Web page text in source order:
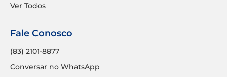
Ver Todos
Fale Conosco
(83) 2101-8877
Conversar no WhatsApp